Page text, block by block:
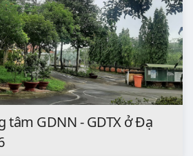
tâm GDNN - GDTX ở Đạ